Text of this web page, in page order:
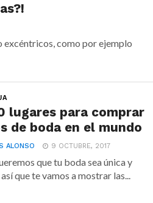
excéntricos, como por ejemplo
lugares para comprar
de boda en el mundo
ALONSO 9 OCTUBRE, 2017
que tu boda sea única y
que te vamos a mostrar las...